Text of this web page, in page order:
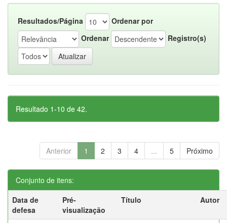
Resultados/Página
Ordenar por
Ordenar
Registro(s)
Resultado 1-10 de 42.
Anterior 1 2 3 4 ... 5 Próximo
Conjunto de itens:
Data de
defesa
Pré-
visualização
Título Autor